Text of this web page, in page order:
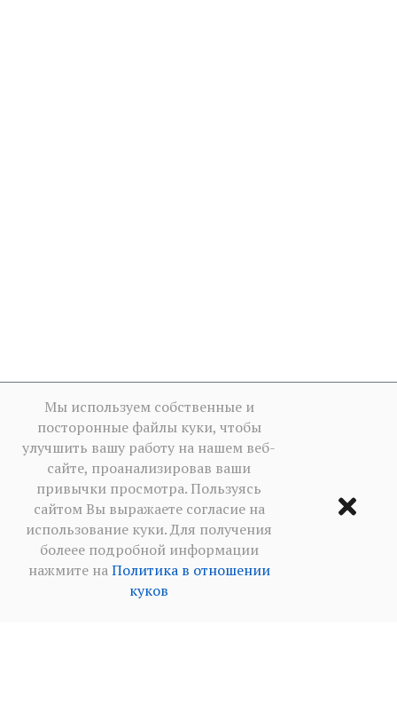
Мы используем собственные и
посторонные файлы куки, чтобы
улучшить вашу работу на нашем веб-
сайте, проанализировав ваши
привычки просмотра. Пользуясь
сайтом Вы выражаете согласие на
использование куки. Для получения
болеее подробной информации
нажмите наПолитика в отношении
куков